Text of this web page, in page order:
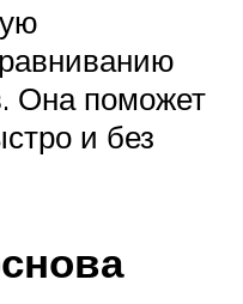
Она поможет
и без